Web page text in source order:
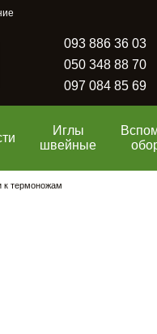
093 886 36 03
050 348 88 70
097 084 85 69
Иглы
швейные
к термоножам